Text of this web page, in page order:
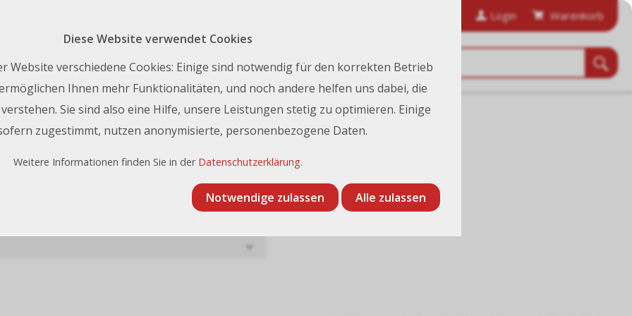
Login Warenkorb
Kontakt
Diese Website verwendet Cookies
Website verschiedene Cookies: Einige sind notwendig für den korrekten Betrieb
Ihnen mehr Funktionalitäten, und noch andere helfen uns dabei, die
Sie sind also eine Hilfe, unsere Leistungen stetig zu optimieren. Einige
zugestimmt, nutzen anonymisierte, personenbezogene Daten.
Weitere Informationen finden Sie in der Datenschutzerklärung.
Notwendige zulassen Alle zulassen